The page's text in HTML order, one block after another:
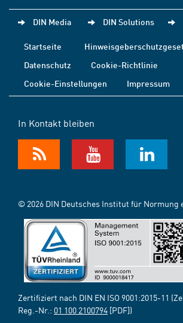
DIN Media DIN Solutions
Startseite
Datenschutz
Cookie-Richtlinie
Cookie-Einstellungen
Impressum
In Kontakt bleiben
© 2026 DIN Deutsches Institut für Normung
Zertifiziert nach DIN EN ISO 9001:2015-11
Reg.-Nr.: 01 100 2100794 [PDF])